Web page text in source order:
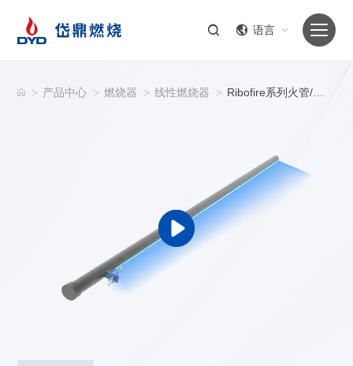
语言
> 产品中心 > 燃烧器 > 线性燃烧器 >